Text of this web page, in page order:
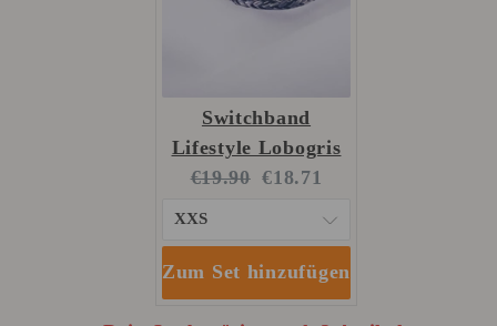
Switchband
Lifestyle Lobogris
Original
€19.90 Current
€18.71
Zum Set hinzufügen